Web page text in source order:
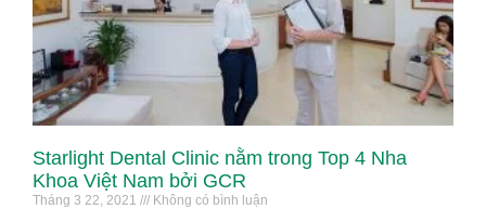
Starlight Dental Clinic nằm trong Top 4 Nha
Khoa Việt Nam bởi GCR
Tháng 3 22, 2021 Không có bình luận